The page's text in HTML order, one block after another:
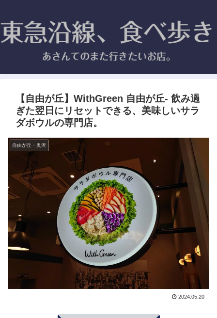
【自由が丘】WithGreen 自由が丘- 飲み過
ぎた翌日にリセットできる、美味しいサラ
ダボウルの専門店。
自由が丘・奥沢
2024.05.20